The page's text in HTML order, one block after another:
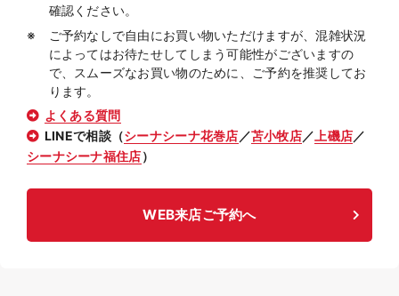
確認ください。
ご予約なしで自由にお買い物いただけますが、混雑状況
によってはお待たせしてしまう可能性がございますの
で、スムーズなお買い物のために、ご予約を推奨してお
ります。
よくある質問
LINEで相談（シーナシーナ花巻店 ／苫小牧店／ 上磯店／
シーナシーナ福住店）
WEB来店ご予約へ